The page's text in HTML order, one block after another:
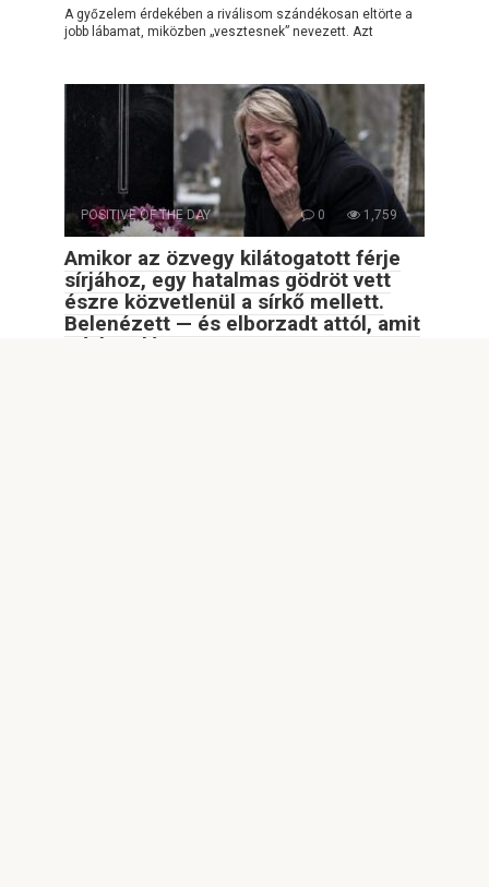
A győzelem érdekében a riválisom szándékosan eltörte a
jobb lábamat, miközben „vesztesnek” nevezett. Azt
POSITIVE OF THE DAY 0 1,759
Amikor az özvegy kilátogatott férje
sírjához, egy hatalmas gödröt vett
észre közvetlenül a sírkő mellett.
Belenézett — és elborzadt attól, amit
odalent látott.